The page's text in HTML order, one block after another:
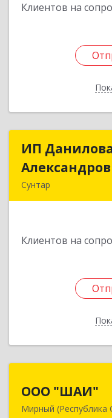
Клиентов на
ИП
Сунтар
Клиентов на
ООО "ШАИ"
Мирный (Республика